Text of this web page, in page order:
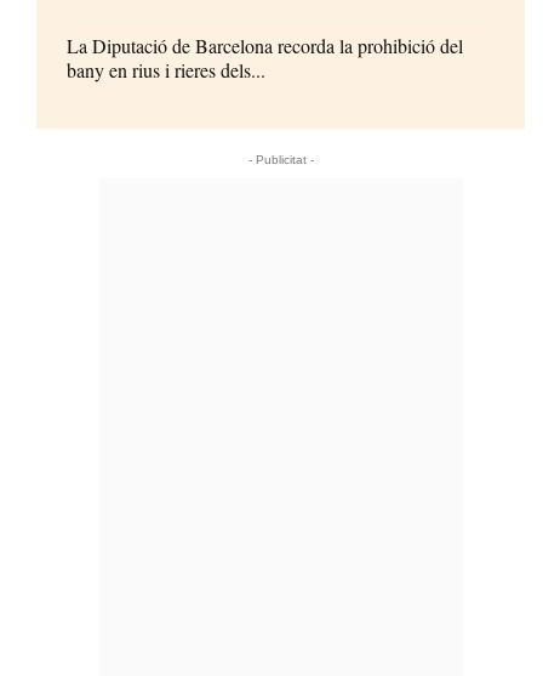
La Diputació de Barcelona recorda la prohibició del
bany en rius i rieres dels...
- Publicitat -